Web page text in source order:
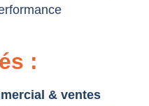
:
& ventes